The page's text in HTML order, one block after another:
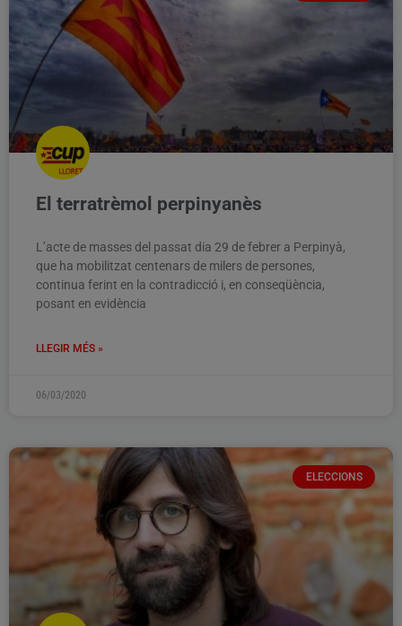
El terratrèmol perpinyanès
L’acte de masses del passat dia 29 de febrer a Perpinyà,
que ha mobilitzat centenars de milers de persones,
continua ferint en la contradicció i, en conseqüència,
posant en evidència
LLEGIR MÉS »
06/03/2020
ELECCIONS